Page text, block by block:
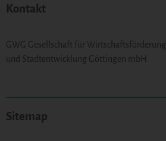
Kontakt
GWG Gesellschaft für Wirtschaftsförderung
und Stadtentwicklung Göttingen mbH
Sitemap